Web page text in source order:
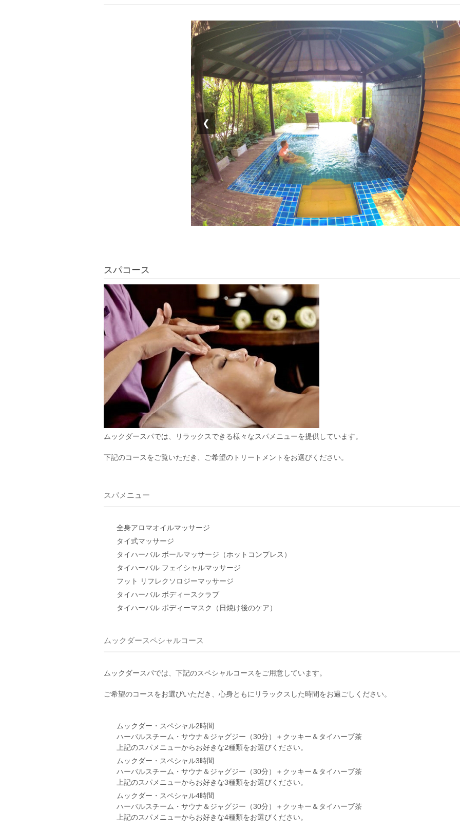
❮
スパコース
ムックダースパでは、リラックスできる様々なスパメニューを提供しています。
下記のコースをご覧いただき、ご希望のトリートメントをお選びください。
スパメニュー
全身アロマオイルマッサージ
タイ式マッサージ
タイハーバル ボールマッサージ（ホットコンプレス）
タイハーバル フェイシャルマッサージ
フット リフレクソロジーマッサージ
タイハーバル ボディースクラブ
タイハーバル ボディーマスク（日焼け後のケア）
ムックダースペシャルコース
ムックダースパでは、下記のスペシャルコースをご用意しています。
ご希望のコースをお選びいただき、心身ともにリラックスした時間をお過ごしください。
ムックダー・スペシャル2時間
ハーバルスチーム・サウナ＆ジャグジー（30分）＋クッキー＆タイハーブ茶
上記のスパメニューからお好きな2種類をお選びください。
ムックダー・スペシャル3時間
ハーバルスチーム・サウナ＆ジャグジー（30分）＋クッキー＆タイハーブ茶
上記のスパメニューからお好きな3種類をお選びください。
ムックダー・スペシャル4時間
ハーバルスチーム・サウナ＆ジャグジー（30分）＋クッキー＆タイハーブ茶
上記のスパメニューからお好きな4種類をお選びください。